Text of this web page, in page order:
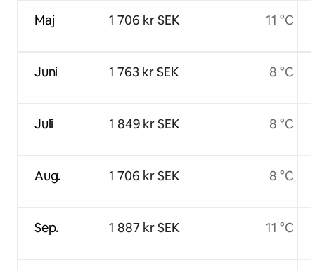
Maj
Juni
Juli
Aug.
Sep.
1 706 kr SEK
1 763 kr SEK
1 849 kr SEK
1 706 kr SEK
1 887 kr SEK
11 °C
8 °C
8 °C
8 °C
11 °C